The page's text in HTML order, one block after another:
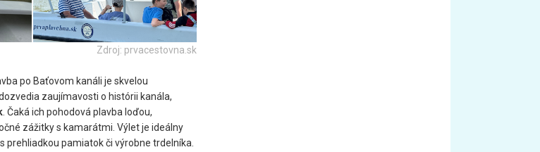
Zdroj: prvacestovna.sk
po Baťovom kanáli je skvelou
dozvedia zaujímavosti o histórii kanála,
. Čaká ich pohodová plavba loďou,
zážitky s kamarátmi. Výlet je ideálny
prehliadkou pamiatok či výrobne trdelníka.